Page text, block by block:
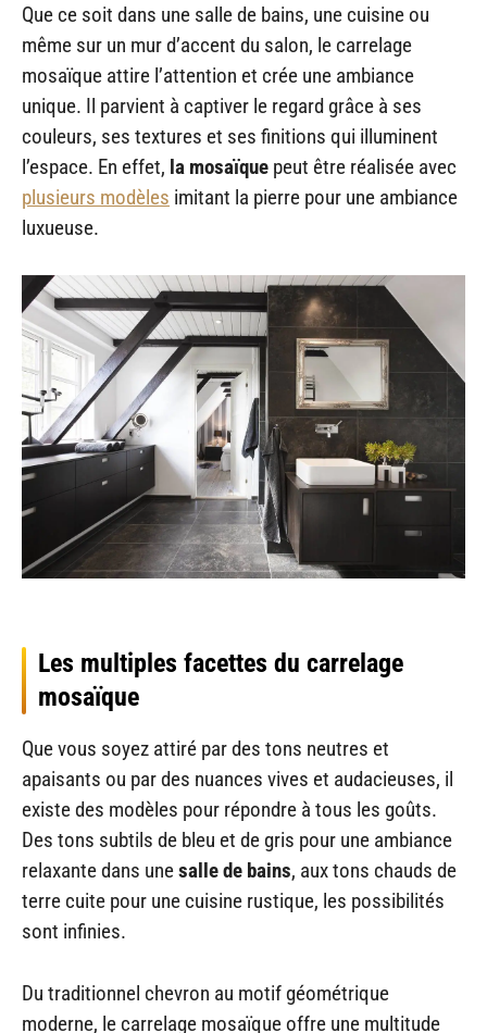
Que ce soit dans une salle de bains, une cuisine ou
même sur un mur d’accent du salon, le carrelage
mosaïque attire l’attention et crée une ambiance
unique. Il parvient à captiver le regard grâce à ses
couleurs, ses textures et ses finitions qui illuminent
l’espace. En effet, la mosaïque peut être réalisée avec
plusieurs modèles imitant la pierre pour une ambiance
luxueuse.
Les multiples facettes du carrelage
mosaïque
Que vous soyez attiré par des tons neutres et
apaisants ou par des nuances vives et audacieuses, il
existe des modèles pour répondre à tous les goûts.
Des tons subtils de bleu et de gris pour une ambiance
relaxante dans unesalle de bains, aux tons chauds de
terre cuite pour une cuisine rustique, les possibilités
sont infinies.
Du traditionnel chevron au motif géométrique
moderne, le carrelage mosaïque offre une multitude